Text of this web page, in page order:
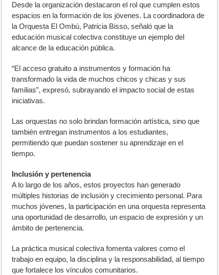
Desde la organización destacaron el rol que cumplen estos
espacios en la formación de los jóvenes. La coordinadora de
la Orquesta El Ombú, Patricia Bisso, señaló que la
educación musical colectiva constituye un ejemplo del
alcance de la educación pública.
“El acceso gratuito a instrumentos y formación ha
transformado la vida de muchos chicos y chicas y sus
familias”, expresó, subrayando el impacto social de estas
iniciativas.
Las orquestas no solo brindan formación artística, sino que
también entregan instrumentos a los estudiantes,
permitiendo que puedan sostener su aprendizaje en el
tiempo.
Inclusión y pertenencia
A lo largo de los años, estos proyectos han generado
múltiples historias de inclusión y crecimiento personal. Para
muchos jóvenes, la participación en una orquesta representa
una oportunidad de desarrollo, un espacio de expresión y un
ámbito de pertenencia.
La práctica musical colectiva fomenta valores como el
trabajo en equipo, la disciplina y la responsabilidad, al tiempo
que fortalece los vínculos comunitarios.